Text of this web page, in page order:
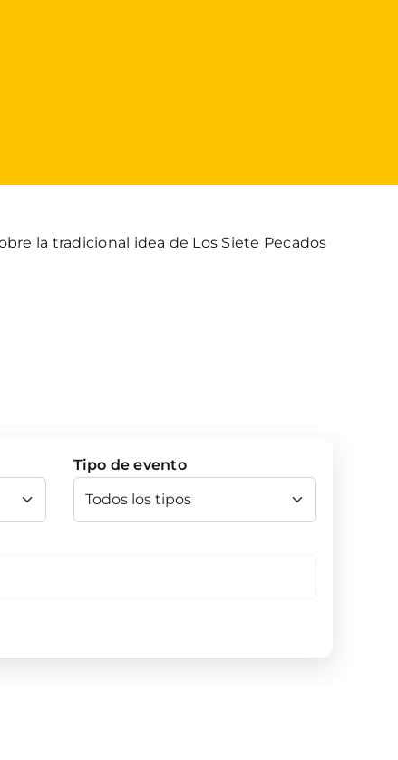
la tradicional idea de Los Siete Pecados
Tipo de evento